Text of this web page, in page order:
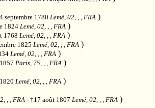
septembre 1780 Lemé, 02, , , FRA )
1824 Lemé, 02, , , FRA )
1768 Lemé, 02, , , FRA )
1825 Lemé, 02, , , FRA )
Lemé, 02, , , FRA )
Paris, 75, , , FRA )
Lemé, 02, , , FRA )
, , FRA - †17 août 1807 Lemé, 02, , , FRA )